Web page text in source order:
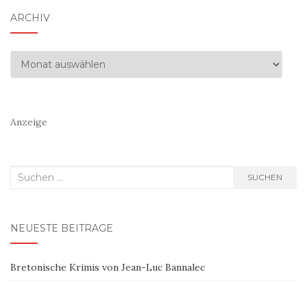
ARCHIV
Archiv
Anzeige
Suchen
SUCHEN
NEUESTE BEITRÄGE
Bretonische Krimis von Jean-Luc Bannalec